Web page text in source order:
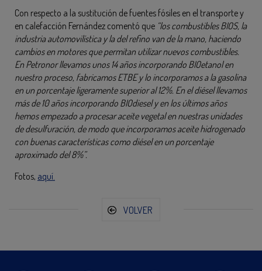
Con respecto a la sustitución de fuentes fósiles en el transporte y
en calefacción Fernández comentó que “los combustibles BIOS, la
industria automovilística y la del refino van de la mano, haciendo
cambios en motores que permitan utilizar nuevos combustibles.
En Petronor llevamos unos 14 años incorporando BIOetanol en
nuestro proceso, fabricamos ETBE y lo incorporamos a la gasolina
en un porcentaje ligeramente superior al 12%. En el diésel llevamos
más de 10 años incorporando BIOdiesel y en los últimos años
hemos empezado a procesar aceite vegetal en nuestras unidades
de desulfuración, de modo que incorporamos aceite hidrogenado
con buenas características como diésel en un porcentaje
aproximado del 8%”.
Fotos, aquí.
VOLVER